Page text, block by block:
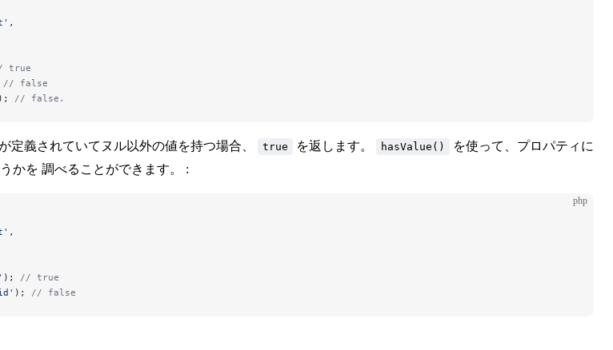
,
true
// false
); // false.
定義されていてヌル以外の値を持つ場合、 true を返します。 hasValue()
を使って、プロパティに
かを 調べることができます。 :
php
,
); // true
); // false